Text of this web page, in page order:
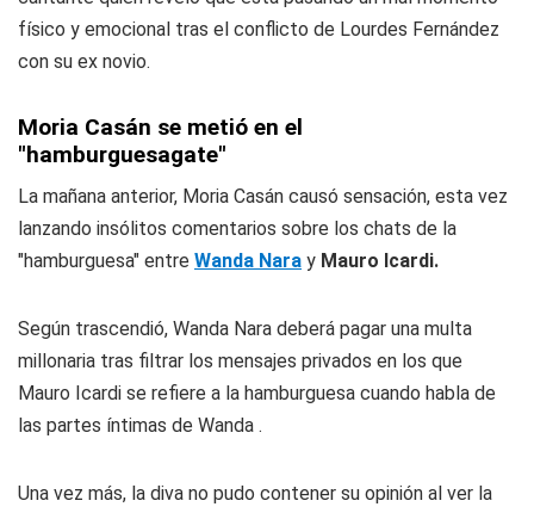
físico y emocional tras el conflicto de Lourdes Fernández
con su ex novio.
Moria Casán se metió en el
"hamburguesagate"
La mañana anterior, Moria Casán causó sensación, esta vez
lanzando insólitos comentarios sobre los chats de la
"hamburguesa" entre Wanda Nara y Mauro Icardi.
Según trascendió, Wanda Nara deberá pagar una multa
millonaria tras filtrar los mensajes privados en los que
Mauro Icardi se refiere a la hamburguesa cuando habla de
las partes íntimas de Wanda .
Una vez más, la diva no pudo contener su opinión al ver la